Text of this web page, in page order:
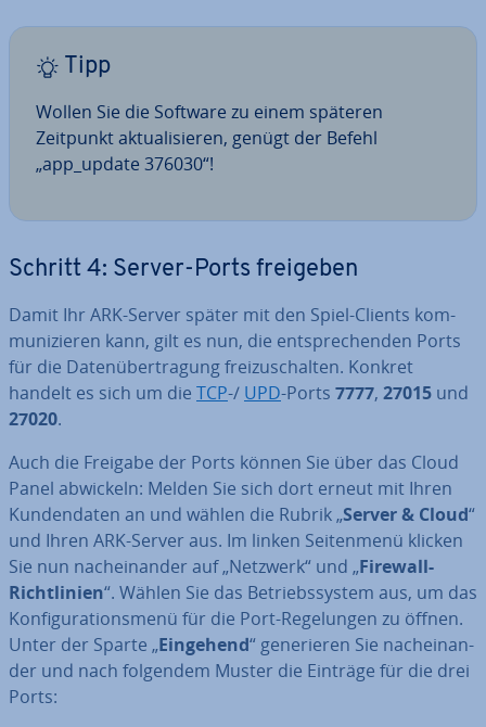
Tipp
Wollen Sie die Software zu einem späteren
Zeitpunkt ak­tua­li­sie­ren, genügt der Befehl
„app_update 376030“!
Schritt 4: Server-Ports freigeben
Damit Ihr ARK-Server später mit den Spiel-Clients kom­
mu­ni­zie­ren kann, gilt es nun, die ent­spre­chen­den Ports
für die Da­ten­über­tra­gung frei­zu­schal­ten. Konkret
handelt es sich um die TCP-/ UPD-Ports 7777, 27015 und
27020.
Auch die Freigabe der Ports können Sie über das Cloud
Panel abwickeln: Melden Sie sich dort erneut mit Ihren
Kun­den­da­ten an und wählen die Rubrik „Server & Cloud“
und Ihren ARK-Server aus. Im linken Sei­ten­me­nü klicken
Sie nun nach­ein­an­der auf „Netzwerk“ und „Firewall-
Richt­li­ni­en“. Wählen Sie das Be­triebs­sys­tem aus, um das
Kon­fi­gu­ra­ti­ons­me­nü für die Port-Re­ge­lun­gen zu öffnen.
Unter der Sparte „Eingehend“ ge­ne­rie­ren Sie nach­ein­an­
der und nach folgendem Muster die Einträge für die drei
Ports: